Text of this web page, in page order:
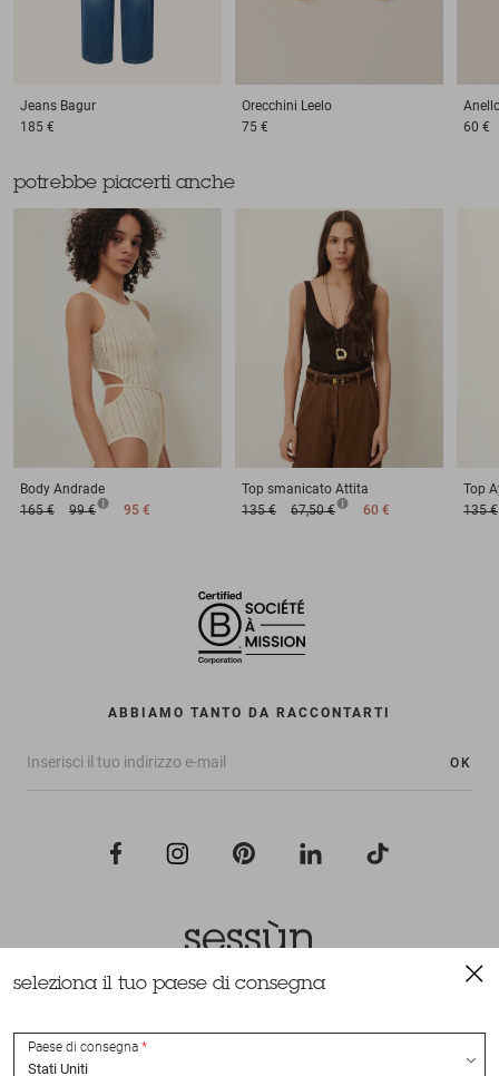
Jeans Bagur
185 €
Orecchini Leelo
75 €
60 €
potrebbe piacerti anche
Body Andrade
165 €
99 € 95 €
Top smanicato Attita
135 €
67,50 € 60 €
Top
135 €
ABBIAMO TANTO DA RACCONTARTI
OK
Tutti i diritti riservati Sessùn 2022
seleziona il tuo paese di consegna
Paese di consegna